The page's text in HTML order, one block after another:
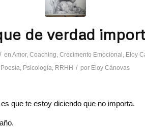
de verdad
/ en Amor, Coaching Crecimento Emocional Eloy
Poesía Psicología RRHH / por Eloy Cánovas
que te estoy diciendo que no importa.